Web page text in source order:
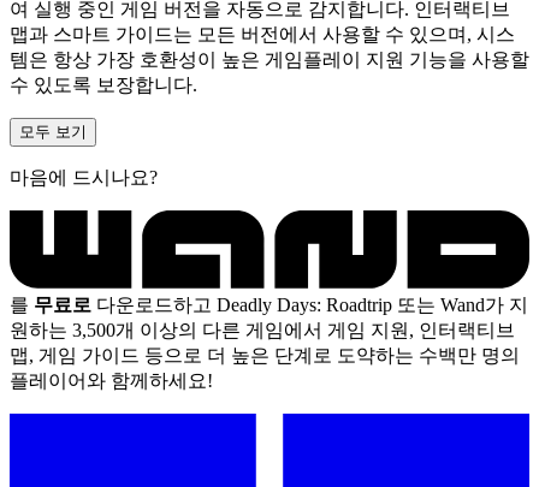
여 실행 중인 게임 버전을 자동으로 감지합니다. 인터랙티브
맵과 스마트 가이드는 모든 버전에서 사용할 수 있으며, 시스
템은 항상 가장 호환성이 높은 게임플레이 지원 기능을 사용할
수 있도록 보장합니다.
모두 보기
마음에 드시나요?
를 무료로 다운로드하고 Deadly Days: Roadtrip 또는 Wand가 지
원하는 3,500개 이상의 다른 게임에서 게임 지원, 인터랙티브
맵, 게임 가이드 등으로 더 높은 단계로 도약하는 수백만 명의
플레이어와 함께하세요!